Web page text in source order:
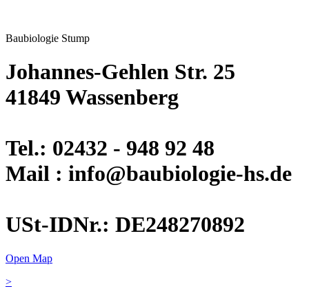
Baubiologie Stump
Johannes-Gehlen Str. 25
41849 Wassenberg
Tel.: 02432 - 948 92 48
Mail : info@baubiologie-hs.de
USt-IDNr.: DE248270892
Open Map
>